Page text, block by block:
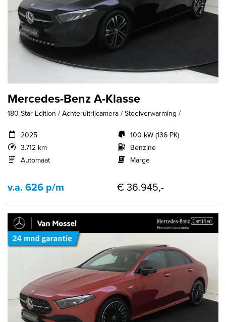
Mercedes-Benz A-Klasse
180 Star Edition / Achteruitrijcamera / Stoelverwarming /
2025
3.712 km
Automaat
100 kW (136 PK)
Benzine
Marge
v.a. 626 p/m € 36.945,-